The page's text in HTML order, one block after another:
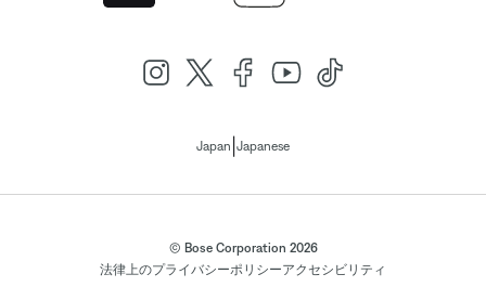
Japan Japanese
© Bose Corporation 2026
法律上のプライバシーポリシーアクセシビリティ